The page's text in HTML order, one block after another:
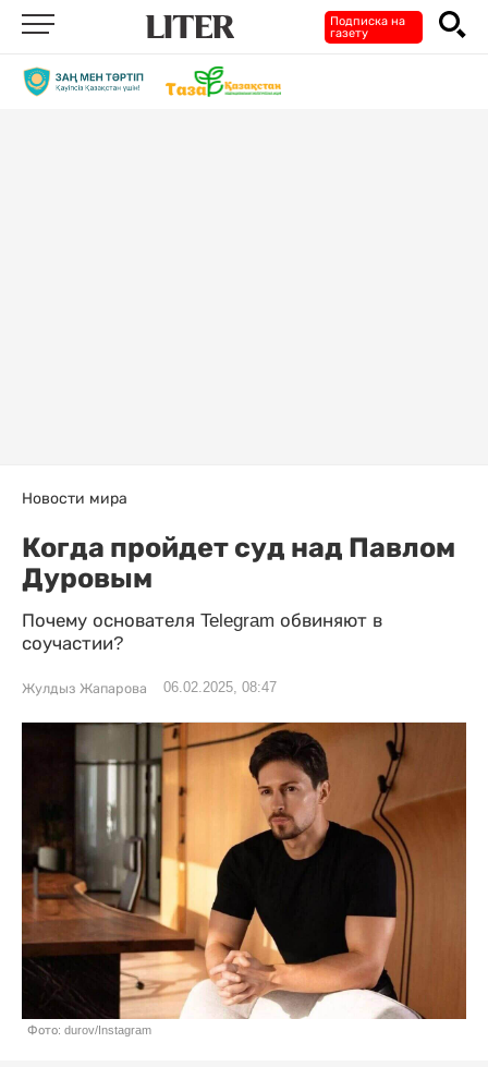
Подписка на
газету
Новости мира
Когда пройдет суд над Павлом
Дуровым
Почему основателя Telegram обвиняют в
соучастии?
Жулдыз Жапарова 06.02.2025, 08:47
Фото: durov/Instagram